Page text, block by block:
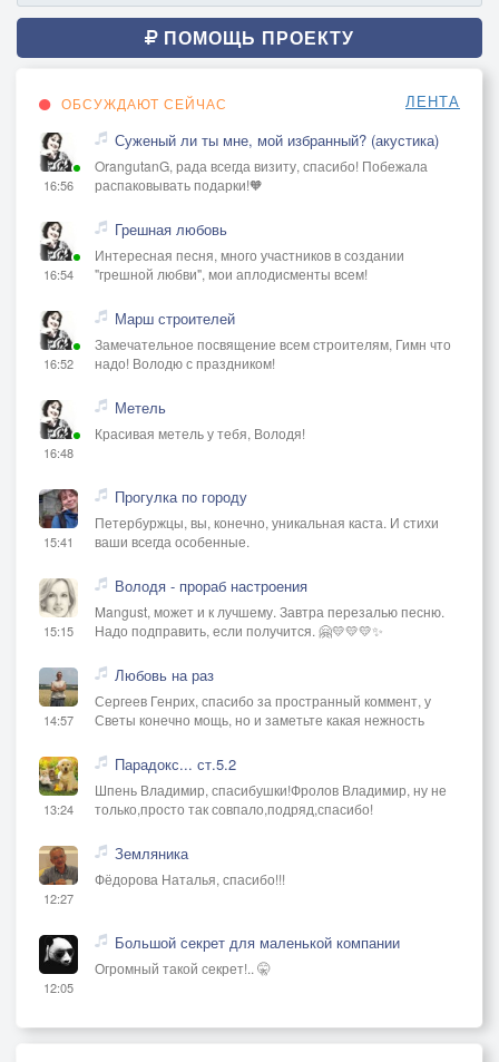
ПОМОЩЬ ПРОЕКТУ
ОБСУЖДАЮТ СЕЙЧАС ЛЕНТА
16:56
Суженый ли ты мне, мой избранный? (акустика)
OrangutanG, рада всегда визиту, спасибо! Побежала
распаковывать подарки!🧡
16:54
Грешная любовь
Интересная песня, много участников в создании
"грешной любви", мои аплодисменты всем!
16:52
Марш строителей
Замечательное посвящение всем строителям, Гимн что
надо! Володю с праздником!
16:48
Метель
Красивая метель у тебя, Володя!
15:41
Прогулка по городу
Петербуржцы, вы, конечно, уникальная каста. И стихи
ваши всегда особенные.
15:15
Володя - прораб настроения
Mangust, может и к лучшему. Завтра перезалью песню.
Надо подправить, если получится. 🤗💛💛💛✨
14:57
Любовь на раз
Сергеев Генрих, спасибо за пространный коммент, у
Светы конечно мощь, но и заметьте какая нежность
13:24
Парадокс... ст.5.2
Шпень Владимир, спасибушки!Фролов Владимир, ну не
только,просто так совпало,подряд,спасибо!
12:27
Земляника
Фёдорова Наталья, спасибо!!!
12:05
Большой секрет для маленькой компании
Огромный такой секрет!.. 🤫